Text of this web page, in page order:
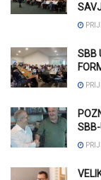
SBB